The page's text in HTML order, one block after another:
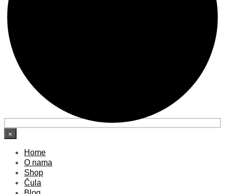
×
Home
O nama
Shop
Čula